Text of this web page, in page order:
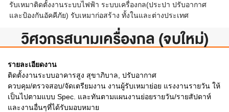
รับเหมาติดตั้งงานระบบไฟฟ้า ระบบเครื่องกล(ประปา ปรับอากาศ
และป้องกันอัคคีภัย) รับเหมาก่อสร้าง ทั้งในและต่างประเทศ
วิศวกรสนามเครื่องกล (จบใหม่)
รายละเอียดงาน
ติดตั้งงานระบบอาคารสูง สุขาภิบาล, ปรับอากาศ
ควบคุม/ตรวจสอบ/จัดเตรียมงาน งานผู้รับเหมาย่อย แรงงานรายวัน ให้
เป็นไปตามแบบ Spec. และทันตามแผนงานย่อยรายวัน/รายสัปดาห์
และงานอื่นๆที่ได้รับมอบหมาย